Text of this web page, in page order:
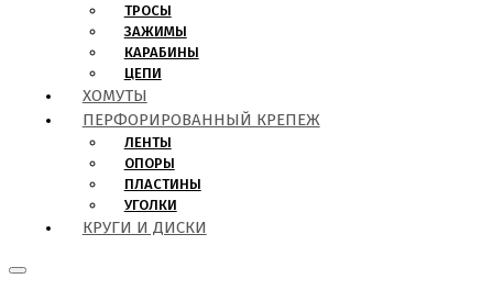
ТРОСЫ
ЗАЖИМЫ
КАРАБИНЫ
ЦЕПИ
ХОМУТЫ
ПЕРФОРИРОВАННЫЙ КРЕПЕЖ
ЛЕНТЫ
ОПОРЫ
ПЛАСТИНЫ
УГОЛКИ
КРУГИ И ДИСКИ